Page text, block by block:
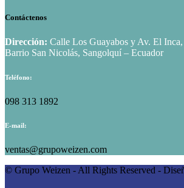
Contáctenos
Dirección: Calle Los Guayabos y Av. El Inca,
Barrio San Nicolás, Sangolquí – Ecuador
Teléfono:
098 313 1892
E-mail:
ventas@grupoweizen.com
© Grupo Weizen - All Rights Reserved -